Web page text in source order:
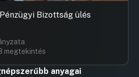
Bizottság ülés
megtekintés
anyagai